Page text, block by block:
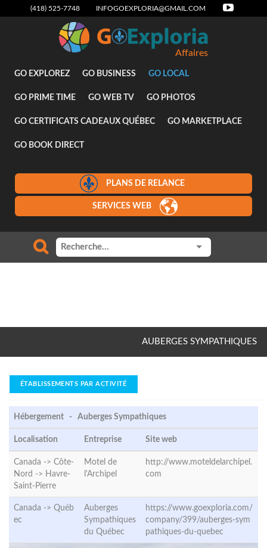
(418) 525-7748 INFOGOEXPLORIA@GMAIL.COM
Affaires
GO EXPLOREZ GO BUSINESS GO LOCAL
GO PRIME TIME GO WEB TV GO PHOTOS
GO CERTIFICATS CADEAUX QUÉBEC GO MARKETPLACE
GO BOOK DIRECT
PLANS DE RELANCE
SERVICES WEB
AUBERGES SYMPATHIQUES
ÉTABLISSEMENTS PAR ACTIVITÉ
Hébergement - Auberges Sympathiques
Localisation Entreprise Site web
Canada -> Côte-
Nord -> Havre-
Saint-Pierre
Motel de
l'Archipel
http://www.moteldelarchipel.
com
Canada -> Québ
ec
Auberges
Sympathiques
du Québec
https://www.goexploria.com/
company/399/auberges-sym
pathiques-du-quebec